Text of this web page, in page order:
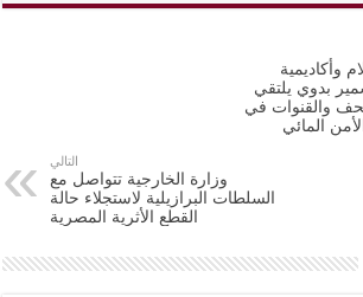
وأكاديمية
بدوي يلتقي
والقنوات في
المائي
التالي
وزارة الخارجية تتواصل مع
السلطات البرازيلية لاستجلاء حالة
القطع الأثرية المصرية